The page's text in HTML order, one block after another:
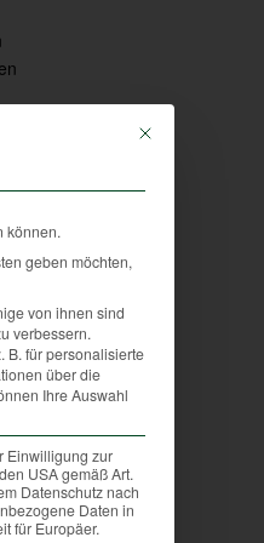
viel,
sehr
Goji-
die
für
Mit diesem Button
können.
geben möchten,
von ihnen sind
verbessern.
B. für personalisierte
über die
Ihre Auswahl
Einwilligung zur
USA gemäß Art.
Datenschutz nach
Daten in
für Europäer.